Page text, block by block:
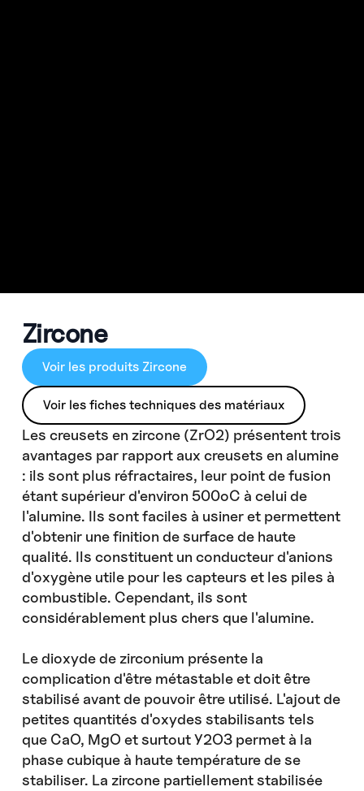
Zircone
Voir les produits Zircone
Voir les fiches techniques des matériaux
Les creusets en zircone (ZrO2) présentent trois
avantages par rapport aux creusets en alumine
: ils sont plus réfractaires, leur point de fusion
étant supérieur d'environ 500oC à celui de
l'alumine. Ils sont faciles à usiner et permettent
d'obtenir une finition de surface de haute
qualité. Ils constituent un conducteur d'anions
d'oxygène utile pour les capteurs et les piles à
combustible. Cependant, ils sont
considérablement plus chers que l'alumine.
Le dioxyde de zirconium présente la
complication d'être métastable et doit être
stabilisé avant de pouvoir être utilisé. L'ajout de
petites quantités d'oxydes stabilisants tels
que CaO, MgO et surtout Y2O3 permet à la
phase cubique à haute température de se
stabiliser. La zircone partiellement stabilisée